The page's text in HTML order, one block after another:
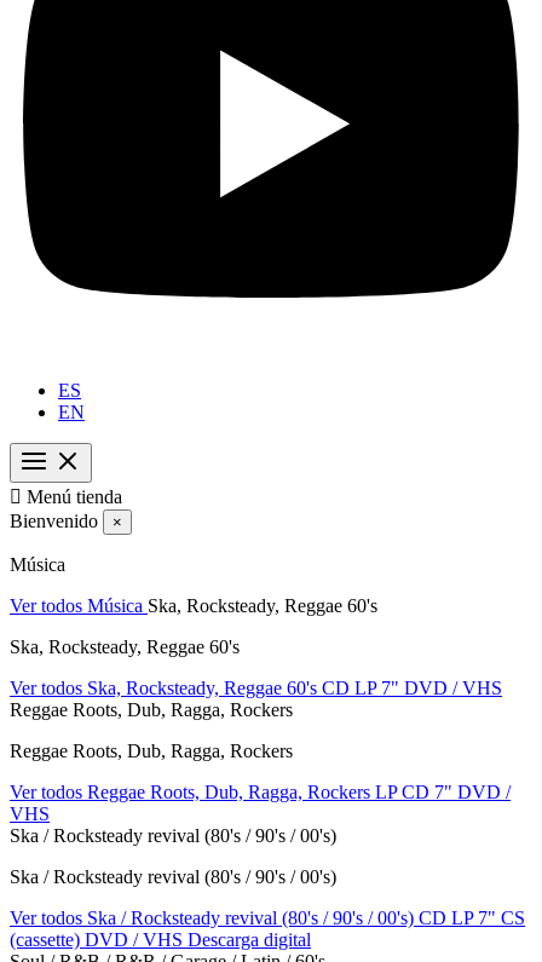
ES
EN
 Menú tienda
Bienvenido
×
Música
Ver todos Música Ska, Rocksteady, Reggae 60's
Ska, Rocksteady, Reggae 60's
Ver todos Ska, Rocksteady, Reggae 60's CD LP 7" DVD / VHS
Reggae Roots, Dub, Ragga, Rockers
Reggae Roots, Dub, Ragga, Rockers
Ver todos Reggae Roots, Dub, Ragga, Rockers LPCD 7" DVD /
VHS
Ska / Rocksteady revival (80's / 90's / 00's)
Ska / Rocksteady revival (80's / 90's / 00's)
Ver todos Ska / Rocksteady revival (80's / 90's / 00's) CD LP 7" CS
(cassette) DVD / VHS Descarga digital